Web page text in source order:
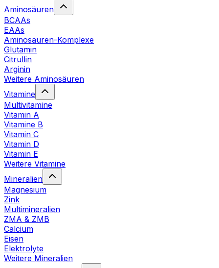
Aminosäuren
BCAAs
EAAs
Aminosäuren-Komplexe
Glutamin
Citrullin
Arginin
Weitere Aminosäuren
Vitamine
Multivitamine
Vitamin A
Vitamine B
Vitamin C
Vitamin D
Vitamin E
Weitere Vitamine
Mineralien
Magnesium
Zink
Multimineralien
ZMA & ZMB
Calcium
Eisen
Elektrolyte
Weitere Mineralien